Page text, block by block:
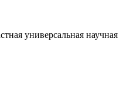
универсальная научная